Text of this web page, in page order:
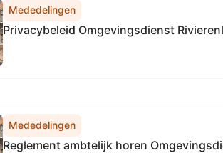
Mededelingen
Privacybeleid Omgevingsdienst
Mededelingen
Reglement ambtelijk horen